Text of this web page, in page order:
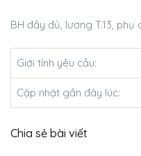
BH đầy đủ, lương T.13, phụ
Giới tính yêu cầu:
Cập nhật gần đây lúc:
Chia sẻ bài viết